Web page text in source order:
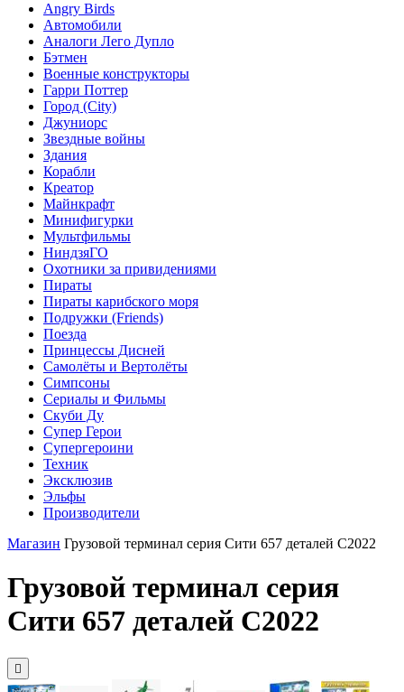
Angry Birds
Автомобили
Аналоги Лего Дупло
Бэтмен
Военные конструкторы
Гарри Поттер
Город (City)
Джуниорс
Звездные войны
Здания
Корабли
Креатор
Майнкрафт
Минифигурки
Мультфильмы
НиндзяГО
Охотники за привидениями
Пираты
Пираты карибского моря
Подружки (Friends)
Поезда
Принцессы Дисней
Самолёты и Вертолёты
Симпсоны
Сериалы и Фильмы
Скуби Ду
Супер Герои
Супергероини
Техник
Эксклюзив
Эльфы
Производители
Магазин Грузовой терминал серия Сити 657 деталей C2022
Грузовой терминал серия
Сити 657 деталей C2022